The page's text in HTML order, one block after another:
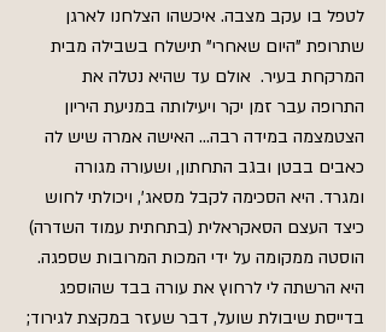
לטפל בו עקב מצבה. איכשהו הצלחנו לארגן
שתרופת "היום שאחרי" תישלח בשבילה מבית
המרקחת בעיר.  אולם עד שהיא נטלה את
התרופה עבר זמן יקר ויעילותה במניעת היריון
הצטמצמה במידה רבה... האישה אמרה שיש לה
כאבים בבטן ובגב התחתון, ושעורה מגורה
ומגרד. היא הסכימה לקבל מסאג', ויכולתי לחוש
כיצד העצם הסאקראלית (בתחתית עמוד השדרה)
הוסטה ממקומה על ידי המכות המרובות שספגה.
היא הרשתה לי לרחוץ את עורה בבד שהוספג
בדייסת שיבולת שועל, דבר שעזר במקצת לגירוד;